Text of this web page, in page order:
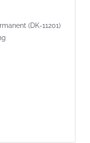
(DK-11201)